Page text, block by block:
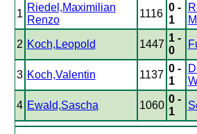
1
Riedel,Maximilian
Renzo
1116
0 -
1
2 Koch,Leopold 1447
1 -
0
3 Koch,Valentin 1137
0 -
1
4 Ewald,Sascha 1060
0 -
1